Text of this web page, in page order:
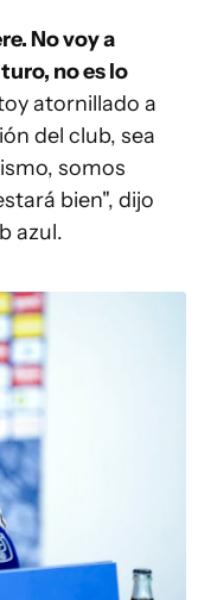
No voy a
no es lo
atornillado a
del club, sea
somos
bien", dijo
azul.